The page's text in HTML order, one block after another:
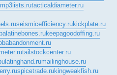
mp3lists.rutacticaldiameter.ru
seismicefficiency.rukickplate.ru
keepagoodoffing.ru
tailstockcenter.ru
mailinghouse.ru
spicetrade.rukingweakfish.ru